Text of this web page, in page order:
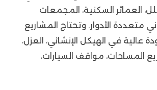
العمائر السكنية، المجمعات
متعددة الأدوار. وتحتاج المشاريع
عالية في الهيكل الإنشائي، العزل،
المساحات، مواقف السيارات،